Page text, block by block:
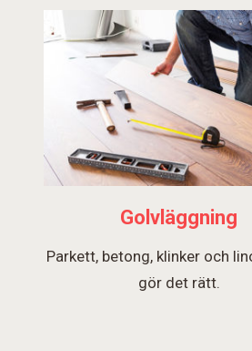
Golvläggning
Parkett, betong, klinker och
gör det rätt.